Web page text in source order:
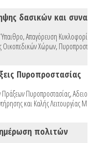
,Απαγόρευση Κυκλοφορίας Λόγω
Οικοπεδικών Χώρων,Πυροπροστασία
Πυροπροστασίας
Πράξεων Πυροπροστασίας,Αδειοδότηση
και Καλής Λειτουργίας Μέσων
πολιτών